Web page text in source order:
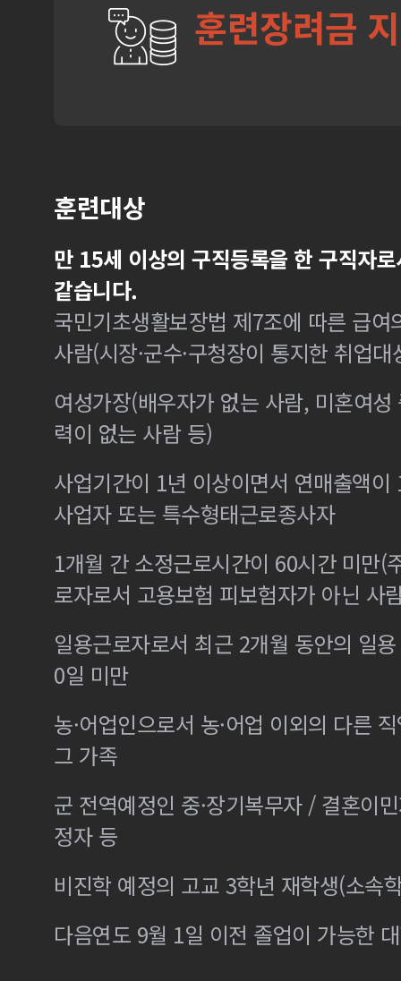
훈련장려금
훈련대상
만 15세 이상의 구직등록을 한 구직자
같습니다.
국민기초생활보장법 제7조에 따른 급
사람(시장·군수·구청장이 통지한 취업
여성가장(배우자가 없는 사람, 미혼여
력이 없는 사람 등)
사업기간이 1년 이상이면서 연매출액
사업자 또는 특수형태근로종사자
1개월 간 소정근로시간이 60시간 미만(
로자로서 고용보험 피보험자가 아닌 사
일용근로자로서 최근 2개월 동안의 일
0일 미만
농·어업인으로서 농·어업 이외의 다른
그 가족
군 전역예정인 중·장기복무자 / 결혼이
정자 등
비진학 예정의 고교 3학년 재학생(소속
다음연도 9월 1일 이전 졸업이 가능한